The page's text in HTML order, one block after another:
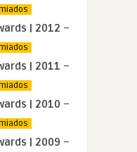
| 2012 –
| 2011 –
| 2010 –
| 2009 –